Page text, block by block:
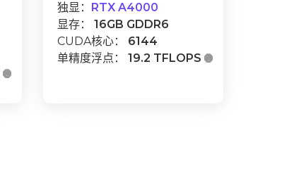

独显： RTX A4000
显存： 16GB GDDR6
CUDA核心： 6144
单精度浮点： 19.2 TFLOPS 